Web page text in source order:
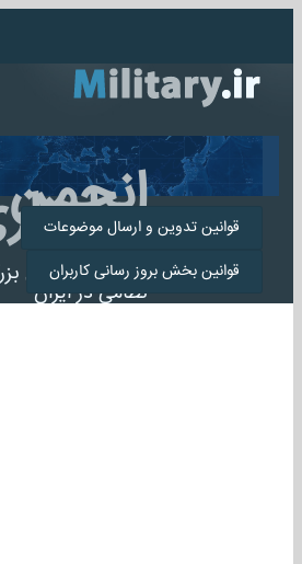
انجمن میلیتاری
نظامی در ایران
قوانین تدوین و ارسال موضوعات
قوانین بخش بروز رسانی کاربران